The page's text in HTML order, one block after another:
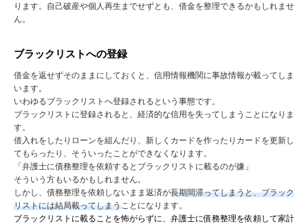
ります。自己破産や個人再生までせずとも、借金を整理できるかもしれませ
ん。
ブラックリストへの登録
借金を返せずそのままにしておくと、信用情報機関に事故情報が載ってしま
います。
いわゆるブラックリストへ登録されるという事態です。
ブラックリストに登録されると、経済的な信用を失ってしまうことになりま
す。
借入れをしたりローンを組んだり、新しくカードを作ったりカードを更新し
てもらったり、そういったことができなくなります。
「弁護士に債務整理を依頼するとブラックリストに載るのが嫌」
そういう方もいるかもしれません。
しかし、債務整理を依頼しないまま返済が長期間滞ってしまうと、ブラック
リストには結局載ってしまう ことになります。
ブラックリストに載ることを怖がらずに、弁護士に債務整理を依頼して家計